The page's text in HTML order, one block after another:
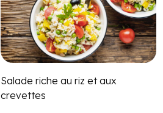
Salade riche au riz et aux
crevettes